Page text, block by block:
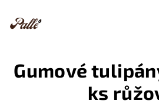
obsah
Gumové
ks